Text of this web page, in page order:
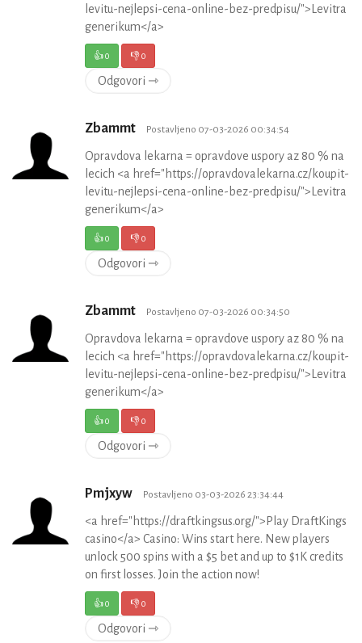
levitu-nejlepsi-cena-online-bez-predpisu/">Levitra
generikum</a>
👍0 👎0
Odgovori ⇾
Zbammt Postavljeno 07-03-2026 00:34:54
Opravdova lekarna = opravdove uspory az 80 % na
lecich <a href="https://opravdovalekarna.cz/koupit-
levitu-nejlepsi-cena-online-bez-predpisu/">Levitra
generikum</a>
👍0 👎0
Odgovori ⇾
Zbammt Postavljeno 07-03-2026 00:34:50
Opravdova lekarna = opravdove uspory az 80 % na
lecich <a href="https://opravdovalekarna.cz/koupit-
levitu-nejlepsi-cena-online-bez-predpisu/">Levitra
generikum</a>
👍0 👎0
Odgovori ⇾
Pmjxyw Postavljeno 03-03-2026 23:34:44
<a href="https://draftkingsus.org/">Play DraftKings
casino</a> Casino: Wins start here. New players
unlock 500 spins with a $5 bet and up to $1K credits
on first losses. Join the action now!
👍0 👎0
Odgovori ⇾